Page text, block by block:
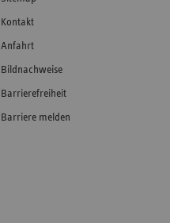
Kontakt
Anfahrt
Bildnachweise
Barrierefreiheit
Barriere melden